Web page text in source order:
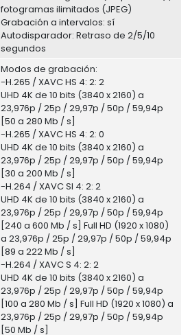
fotogramas ilimitados (JPEG)
Grabación a intervalos: sí
Autodisparador: Retraso de 2/5/10
segundos
Modos de grabación:
-H.265 / XAVC HS 4: 2: 2
UHD 4K de 10 bits (3840 x 2160) a
23,976p / 25p / 29,97p / 50p / 59,94p
[50 a 280 Mb / s]
-H.265 / XAVC HS 4: 2: 0
UHD 4K de 10 bits (3840 x 2160) a
23,976p / 25p / 29,97p / 50p / 59,94p
[30 a 200 Mb / s]
-H.264 / XAVC SI 4: 2: 2
UHD 4K de 10 bits (3840 x 2160) a
23,976p / 25p / 29,97p / 50p / 59,94p
[240 a 600 Mb / s] Full HD (1920 x 1080)
a 23,976p / 25p / 29,97p / 50p / 59,94p
[89 a 222 Mb / s]
-H.264 / XAVC S 4: 2: 2
UHD 4K de 10 bits (3840 x 2160) a
23,976p / 25p / 29,97p / 50p / 59,94p
[100 a 280 Mb / s] Full HD (1920 x 1080) a
23,976p / 25p / 29,97p / 50p / 59,94p
[50 Mb / s]